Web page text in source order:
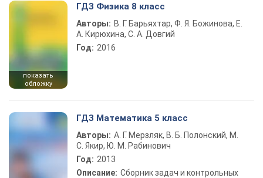
показать
обложку
ГДЗ Физика 8 класс
Авторы: В. Г. Барьяхтар, Ф. Я. Божинова, Е.
А. Кирюхина, С. А. Довгий
Год: 2016
ГДЗ Математика 5 класс
Авторы: А. Г. Мерзляк, В. Б. Полонский, М.
С. Якир, Ю. М. Рабинович
Год: 2013
Описание: Сборник задач и контрольных